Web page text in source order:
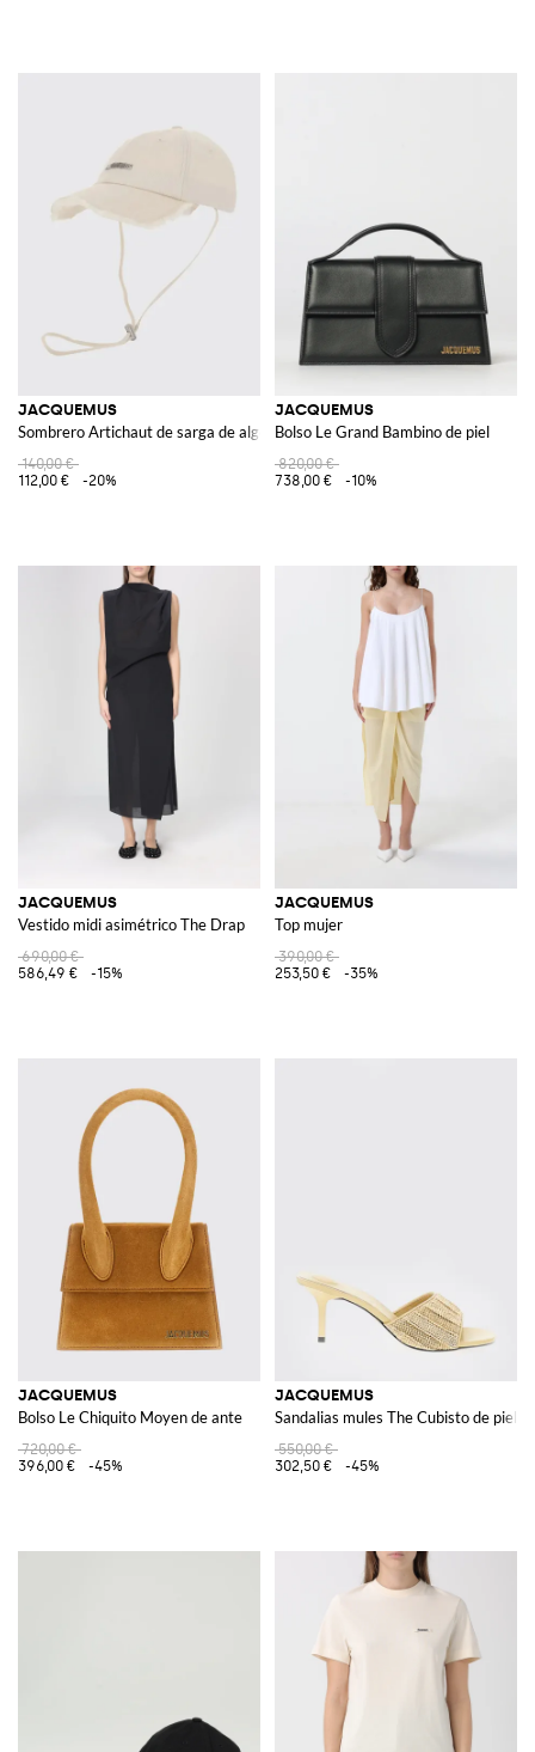
JACQUEMUS
Sombrero Artichaut de sarga de algodón
140,00 €
112,00 €
-20%
JACQUEMUS
Bolso Le Grand Bambino de piel
820,00 €
738,00 €
-10%
JACQUEMUS
Vestido midi asimétrico The Drap
690,00 €
586,49 €
-15%
JACQUEMUS
Top mujer
390,00 €
253,50 €
-35%
JACQUEMUS
Bolso Le Chiquito Moyen de ante
720,00 €
396,00 €
-45%
JACQUEMUS
Sandalias mules The Cubisto de piel
550,00 €
302,50 €
-45%